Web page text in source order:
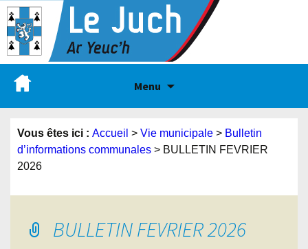
Menu
Vous êtes ici : Accueil > Vie municipale > Bulletin
d’informations communales > BULLETIN FEVRIER
2026
BULLETIN FEVRIER 2026